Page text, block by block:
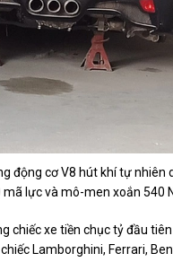
động cơ V8 hút khí tự nhiên
lực và mô-men xoắn 540
chiếc xe tiền chục tỷ đầu
Lamborghini, Ferrari,